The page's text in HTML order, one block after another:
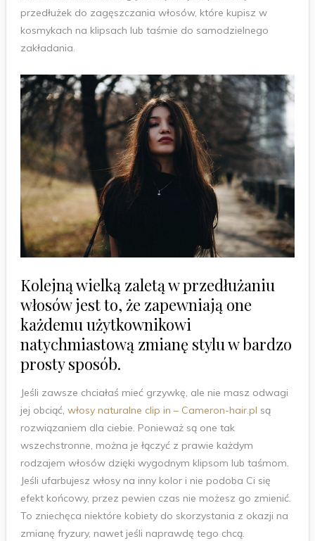
przedłużek do zagęszczania włosów, które kupisz w
kosmykach na klipsach lub taśmie do samodzielnego
zakładania.
Kolejną wielką zaletą w przedłużaniu
włosów jest to, że zapewniają one
każdemu użytkownikowi
natychmiastową zmianę stylu w bardzo
prosty sposób.
Jeśli zawsze chciałaś mieć grzywkę, ale nie masz odwagi
jej obciąć, włosy naturalne clip in – Cameron-hair.pl są
rozwiązaniem dla ciebie. Ponieważ są one tak
wszechstronne, można je łączyć z prawie każdym
rodzajem włosów dzięki wygodnym klipsom lub taśmom.
Jeśli ufarbujesz włosy na inny kolor i nie podoba Ci się
efekt końcowy, przez pewien czas nie możesz go zmienić.
To zniechęca niektóre kobiety do skorzystania z okazji na
zmianę fryzury, nawet jeśli naprawdę tego chcą.